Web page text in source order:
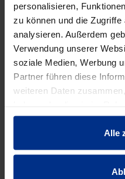
personalisieren,
zu können und die
analysieren. Außerdem
Verwendung unserer
soziale Medien, Werbung
Partner führen diese
weiteren Daten
gesammelt haben.
Alle
HW-3510/80/100/50
MINUS
237,00 €